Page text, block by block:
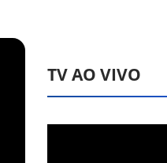
TV AO VIVO